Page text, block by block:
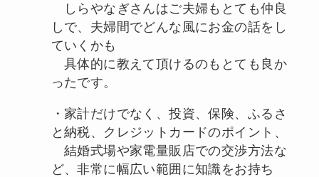
しらやなぎさんはご夫婦もとても仲良
しで、夫婦間でどんな風にお金の話をし
ていくかも
具体的に教えて頂けるのもとても良か
ったです。
・家計だけでなく、投資、保険、ふるさ
と納税、クレジットカードのポイント、
結婚式場や家電量販店での交渉方法な
ど、非常に幅広い範囲に知識をお持ち